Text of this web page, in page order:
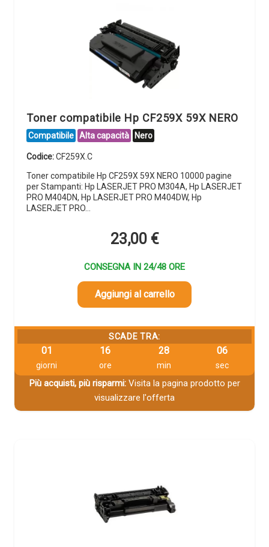
Toner compatibile Hp CF259X 59X NERO
Compatibile Alta capacità Nero
Codice:CF259X.C
Toner compatibile Hp CF259X 59X NERO 10000 pagine
per Stampanti: Hp LASERJET PRO M304A, Hp LASERJET
PRO M404DN, Hp LASERJET PRO M404DW, Hp
LASERJET PRO…
23,00 €
CONSEGNA IN 24/48 ORE
Aggiungi al carrello
SCADE TRA:
01
giorni
16
ore
28
min
05
sec
Più acquisti, più risparmi:Visita la pagina prodotto per
visualizzare l'offerta